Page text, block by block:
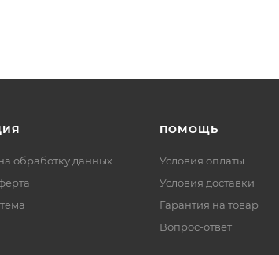
обработку данных
ПОМОЩЬ
Условия оплаты
Условия доставки
Гарантия на товар
Вопрос-ответ